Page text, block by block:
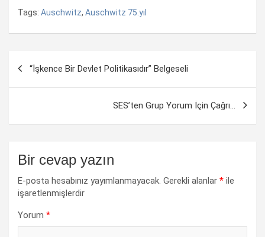
Tags: Auschwitz, Auschwitz 75.yıl
Yazı
dolaşımı
“İşkence Bir Devlet Politikasıdır” Belgeseli
SES’ten Grup Yorum İçin Çağrı…
Bir cevap yazın
E-posta hesabınız yayımlanmayacak. Gerekli alanlar * ile
işaretlenmişlerdir
Yorum *